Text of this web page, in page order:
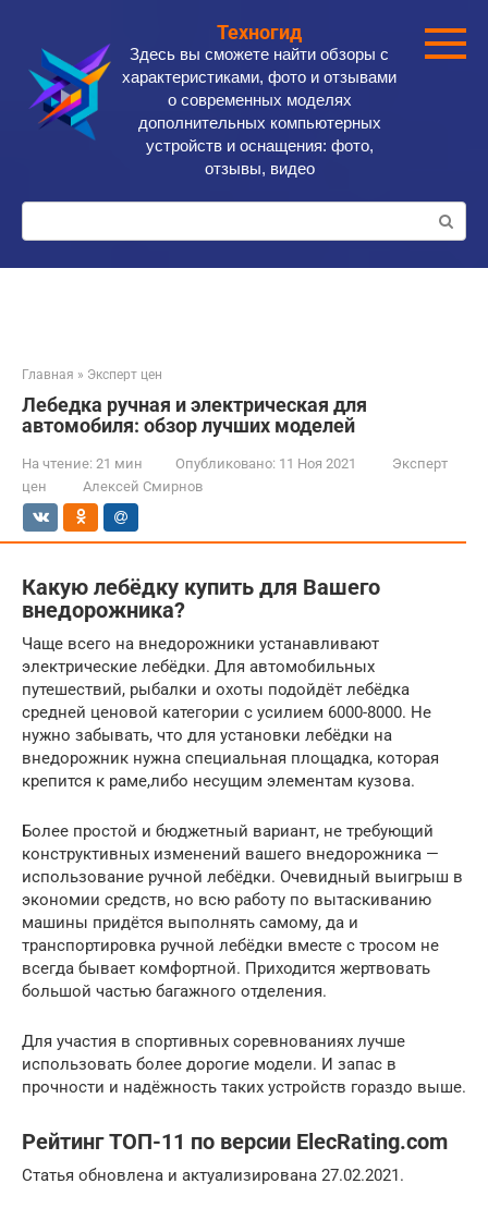
контенту
Техногид
Здесь вы сможете найти обзоры с
характеристиками, фото и отзывами
о современных моделях
дополнительных компьютерных
устройств и оснащения: фото,
отзывы, видео
Поиск:
Главная » Эксперт цен
Лебедка ручная и электрическая для
автомобиля: обзор лучших моделей
На чтение: 21 мин Опубликовано: 11 Ноя 2021
Эксперт
цен
Алексей Смирнов
Какую лебёдку купить для Вашего
внедорожника?
Чаще всего на внедорожники устанавливают
электрические лебёдки. Для автомобильных
путешествий, рыбалки и охоты подойдёт лебёдка
средней ценовой категории с усилием 6000-8000. Не
нужно забывать, что для установки лебёдки на
внедорожник нужна специальная площадка, которая
крепится к раме,либо несущим элементам кузова.
Более простой и бюджетный вариант, не требующий
конструктивных изменений вашего внедорожника —
использование ручной лебёдки. Очевидный выигрыш в
экономии средств, но всю работу по вытаскиванию
машины придётся выполнять самому, да и
транспортировка ручной лебёдки вместе с тросом не
всегда бывает комфортной. Приходится жертвовать
большой частью багажного отделения.
Для участия в спортивных соревнованиях лучше
использовать более дорогие модели. И запас в
прочности и надёжность таких устройств гораздо выше.
Рейтинг ТОП-11 по версии ElecRating.com
Статья обновлена и актуализирована 27.02.2021.